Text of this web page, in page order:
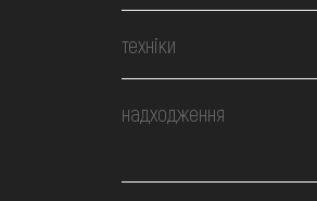
техніки
надходження